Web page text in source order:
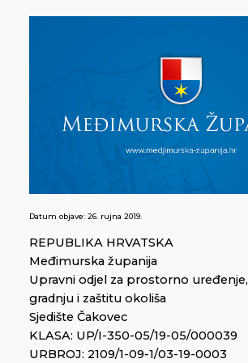
Datum objave: 26. rujna 2019.
REPUBLIKA HRVATSKA
Međimurska županija
Upravni odjel za prostorno uređenje,
gradnju i zaštitu okoliša
Sjedište Čakovec
KLASA: UP/I-350-05/19-05/000039
URBROJ: 2109/1-09-1/03-19-0003